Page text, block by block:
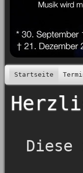
Startseite